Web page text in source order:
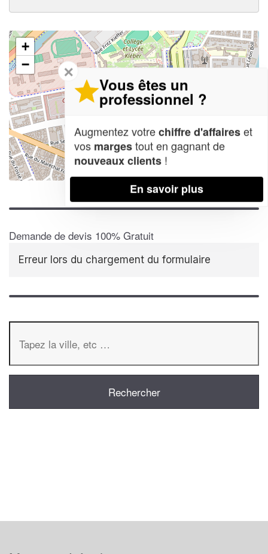
+
−
Leaflet| Map data ©OpenStreetMap contributors,CC-BY-SA
Demande de devis 100% Gratuit
Erreur lors du chargement du formulaire
✕
Vous êtes un
professionnel ?
Augmentez votrechiffre d'affaireset
vos margestout en gagnant de
nouveaux clients !
En savoir plus